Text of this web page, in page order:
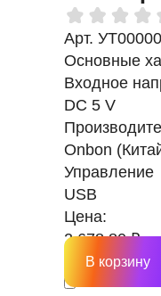
Арт.
Основные
Входное
DC 5 V
Onbon
Управление
USB
Цена:
2 678.80 ₽
В корзину